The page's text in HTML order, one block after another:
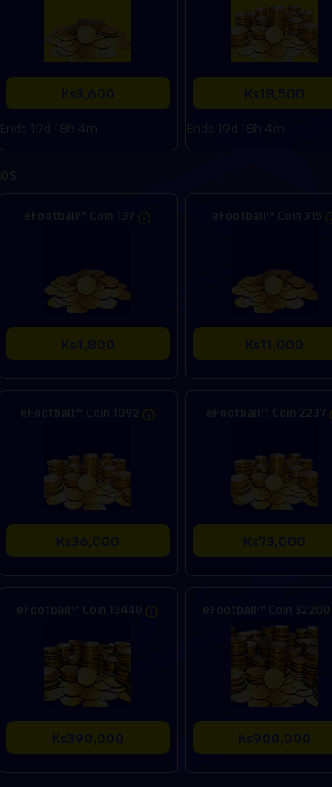
Ks3,600
Ends 19d 18h 4m
Ks18,500
Ends 19d 18h 4m
eFootball™ Coin 137
Ks4,800
eFootball™ Coin 315
Ks11,000
eFootball™ Coin 1092
Ks36,000
eFootball™ Coin 2237
Ks73,000
eFootball™ Coin 13440
Ks390,000
eFootball™ Coin 32200
Ks900,000